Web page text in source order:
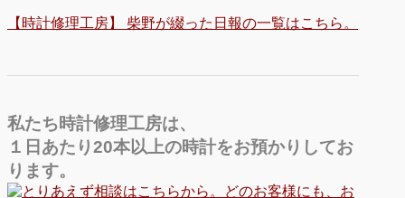
【時計修理工房】 柴野が綴った日報の一覧はこちら。
私たち時計修理工房は、
１日あたり20本以上の時計をお預かりしてお
ります。